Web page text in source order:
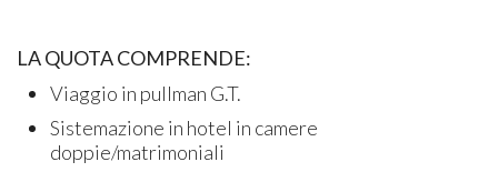
​LA QUOTA COMPRENDE:
Viaggio in pullman G.T.
Sistemazione in hotel in camere
doppie/matrimoniali